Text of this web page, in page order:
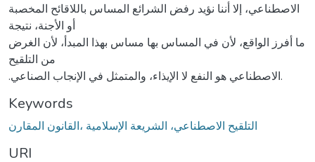
الاصطناعي، إلا أننا نؤيد رفض الشرائع المساس باللاقائح المخصبة
أو الأجنة، نتيجة
ما أفرز الواقع، لأن في المساس بها مساس بهذا المبدأ، لأن الغرض
من التلقيح
.الاصطناعي هو النفع لا الإيذاء، والمتمثل في الإنجاب الصناعي.
Keywords
التلقيح الاصطناعي، الشريعة الإسلامية ،القانون المقارن
URI